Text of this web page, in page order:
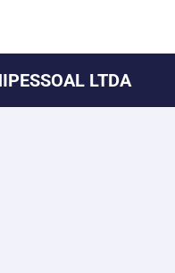
LTDA